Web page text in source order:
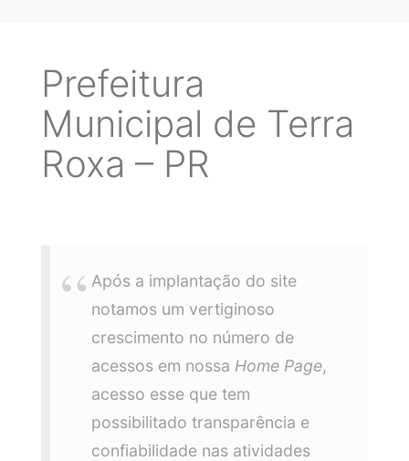
Prefeitura
Municipal de Terra
Roxa – PR
Após a implantação do site
notamos um vertiginoso
crescimento no número de
acessos em nossa Home Page,
acesso esse que tem
possibilitado transparência e
confiabilidade nas atividades